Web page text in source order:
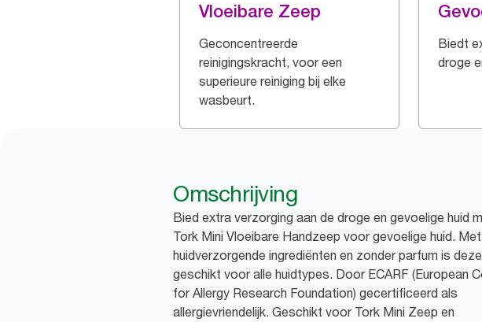
Vloeibare Zeep
Geconcentreerde
reinigingskracht, voor een
superieure reiniging bij elke
wasbeurt.
Biedt
droge
Omschrijving
Bied extra verzorging aan de droge en gevoelige huid
Tork Mini Vloeibare Handzeep voor gevoelige huid.
huidverzorgende ingrediënten en zonder parfum is
geschikt voor alle huidtypes. Door ECARF (European
for Allergy Research Foundation) gecertificeerd als
allergievriendelijk. Geschikt voor Tork Mini Zeep en